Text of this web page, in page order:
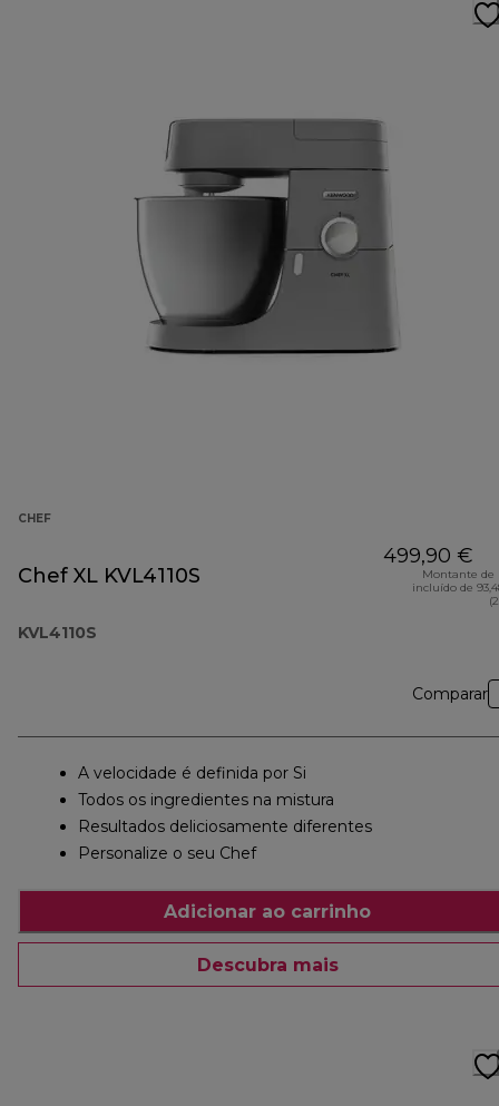
CHEF
Chef XL KVL4110S
KVL4110S
499,90 €
Montante de
incluído de
Comparar
A velocidade é definida por Si
Todos os ingredientes na mistura
Resultados deliciosamente diferentes
Personalize o seu Chef
Adicionar ao carrinho
Descubra mais